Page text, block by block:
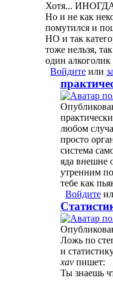
Хотя... ИНОГДА
Но и не как
помутился и
НО и так
тоже нельзя,
один
Войдите или
любом
просто
система
яда внешне
утренним
тебе как
Войдите
Ложь по
и
xav пишет:
Ты знаешь